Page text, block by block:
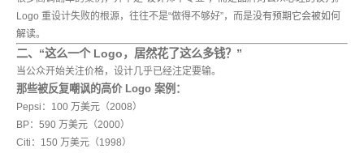
Logo 重设计失败的根源，往往不是“做得不够好”，而是没有预期它会被如何
解读。
二、“这么一个 Logo，居然花了这么多钱？”
当公众开始关注价格，设计几乎已经注定要输。
那些被反复嘲讽的高价 Logo 案例：
Pepsi：100 万美元（2008）
BP：590 万美元（2000）
Citi：150 万美元（1998）